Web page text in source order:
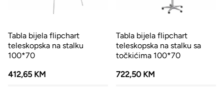
Tabla bijela flipchart
teleskopska na stalku
100*70
412,65 KM
Tabla bijela flipchart
teleskopska na stalku sa
točkićima 100*70
722,50 KM